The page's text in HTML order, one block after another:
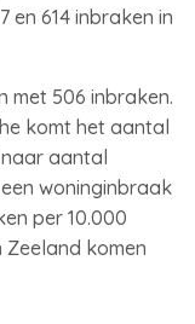
en 614 inbraken in
met 506 inbraken.
komt het aantal
aantal
woninginbraak
per 10.000
Zeeland komen